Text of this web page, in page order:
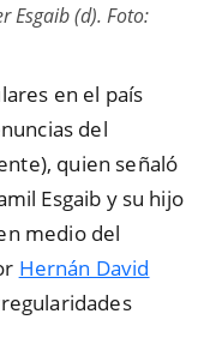
Esgaib (d). Foto:
en el país
del
quien señaló
Esgaib y su hijo
medio del
Hernán David